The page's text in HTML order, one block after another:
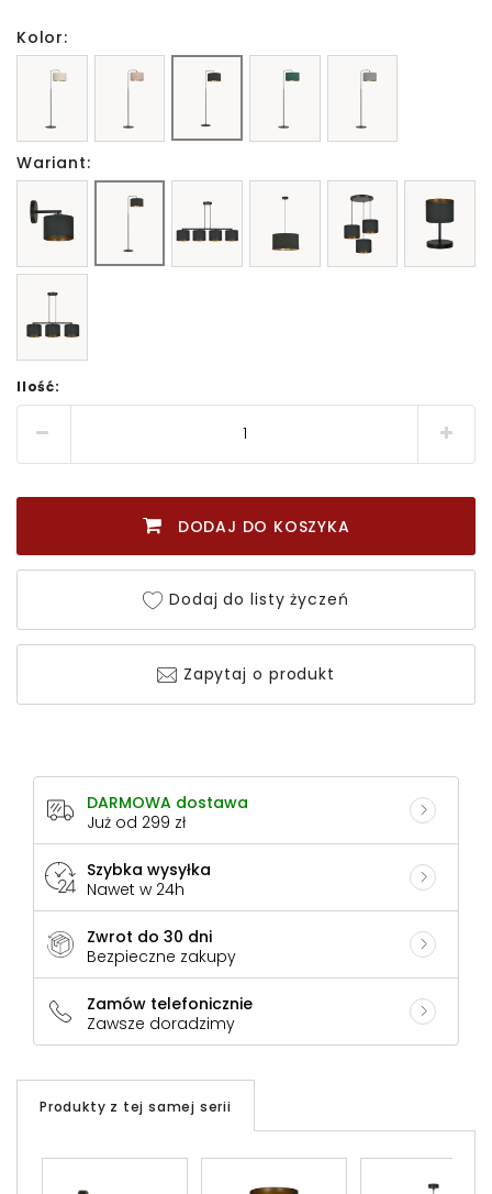
Kolor:
Wariant:
Ilość:
DODAJ DO KOSZYKA
Dodaj do listy życzeń
Zapytaj o produkt
DARMOWA dostawa
Już od 299 zł
Szybka wysyłka
Nawet w 24h
Zwrot do 30 dni
Bezpieczne zakupy
Zamów telefonicznie
Zawsze doradzimy
Produkty z tej samej serii